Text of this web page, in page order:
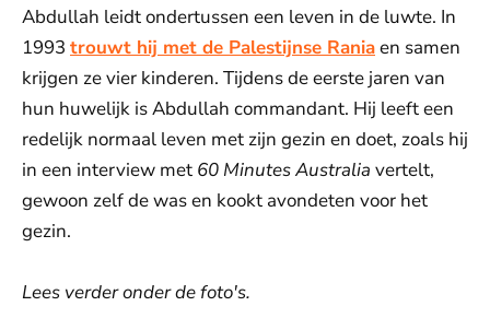
Abdullah leidt ondertussen een leven in de luwte. In
1993 trouwt hij met de Palestijnse Raniaen samen
krijgen ze vier kinderen. Tijdens de eerste jaren van
hun huwelijk is Abdullah commandant. Hij leeft een
redelijk normaal leven met zijn gezin en doet, zoals hij
in een interview met 60 Minutes Australia vertelt,
gewoon zelf de was en kookt avondeten voor het
gezin.
Lees verder onder de foto's.